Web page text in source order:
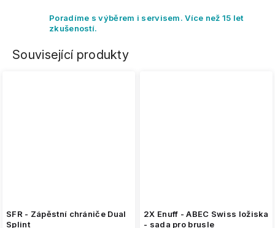
Poradíme s výběrem i servisem. Více než 15 let
zkušeností.
Související produkty
SFR - Zápěstní chrániče Dual
Splint
2X Enuff - ABEC Swiss ložiska
- sada pro brusle